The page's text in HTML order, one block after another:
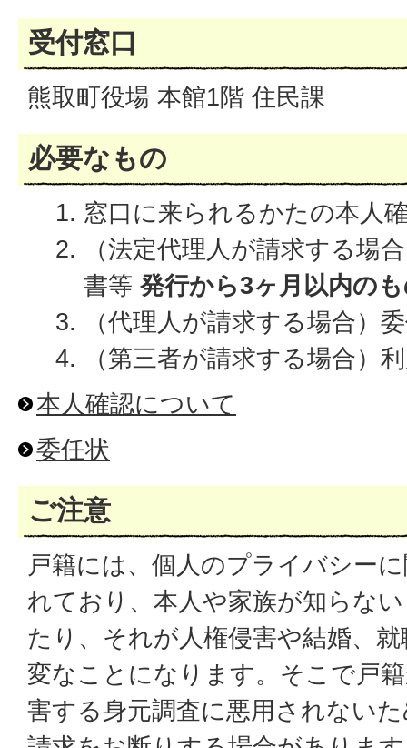
受付窓口
熊取町役場 本館1階 住民課
必要なもの
窓口に来られるかたの本人
（法定代理人が請求する場
書等 発行から3ヶ月以内の
（代理人が請求する場合）
（第三者が請求する場合）
本人確認について
委任状
ご注意
戸籍には、個人のプライバシー
れており、本人や家族が知らな
たり、それが人権侵害や結婚、
変なことになります。そこで戸
害する身元調査に悪用されない